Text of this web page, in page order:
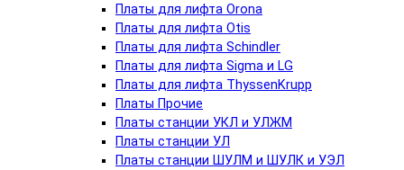
Платы для лифта Orona
Платы для лифта Otis
Платы для лифта Schindler
Платы для лифта Sigma и LG
Платы для лифта ThyssenKrupp
Платы Прочие
Платы станции УКЛ и УЛЖМ
Платы станции УЛ
Платы станции ШУЛМ и ШУЛК и УЭЛ